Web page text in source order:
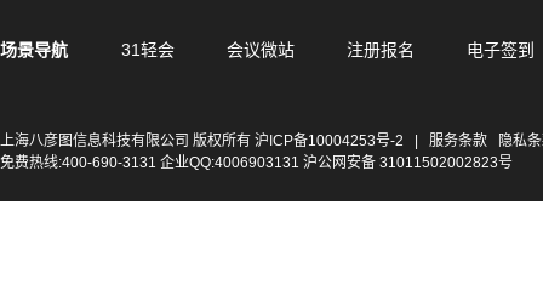
场景导航 31轻会 会议微站 注册报名 电子签到
上海八彦图信息科技有限公司 版权所有 沪ICP备10004253号-2 服务条款
隐私
免费热线:400-690-3131 企业QQ:4006903131 沪公网安备 31011502002823号